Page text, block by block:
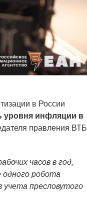
в России
уровня инфляции в
правления ВТБ
часов в год,
одного робота
пресловутого